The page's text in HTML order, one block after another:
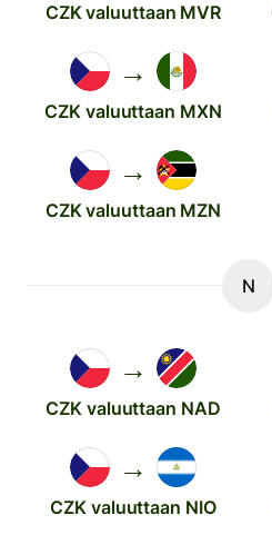
CZK valuuttaan MVR
→
CZK valuuttaan MXN
→
CZK valuuttaan MZN
N
→
CZK valuuttaan NAD
→
CZK valuuttaan NIO